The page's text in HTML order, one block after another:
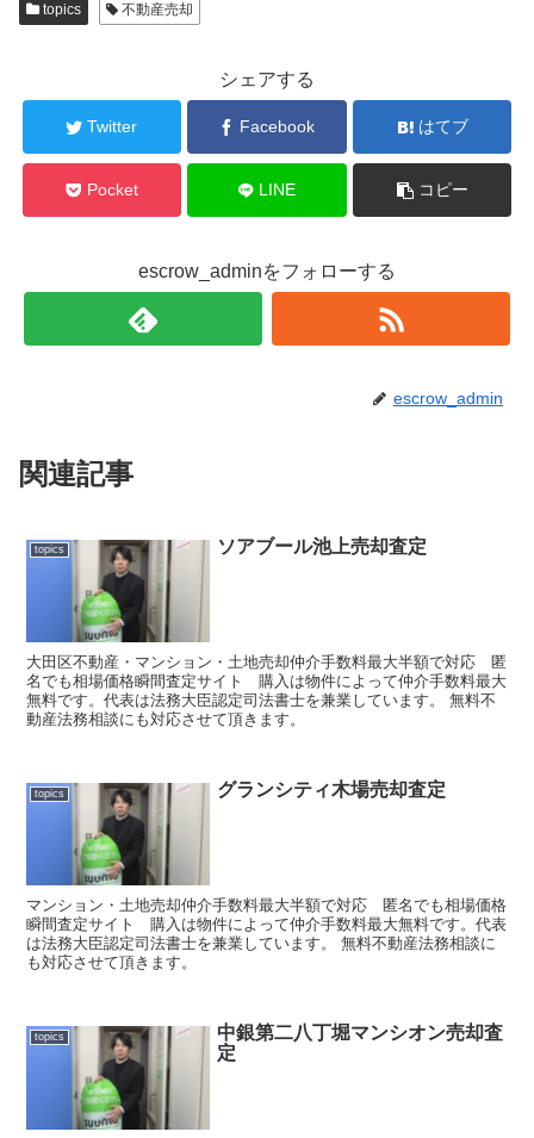
topics 不動産売却
シェアする
Twitter Facebook はてブ
Pocket LINE コピー
escrow_adminをフォローする
escrow_admin
関連記事
topics ソアブール池上売却査定
大田区不動産・マンション・土地売却仲介手数料最大半額で対応 匿
名でも相場価格瞬間査定サイト 購入は物件によって仲介手数料最大
無料です。代表は法務大臣認定司法書士を兼業しています。 無料不
動産法務相談にも対応させて頂きます。
topics グランシティ木場売却査定
マンション・土地売却仲介手数料最大半額で対応 匿名でも相場価格
瞬間査定サイト 購入は物件によって仲介手数料最大無料です。代表
は法務大臣認定司法書士を兼業しています。 無料不動産法務相談に
も対応させて頂きます。
topics
中銀第二八丁堀マンシオン売却査
定